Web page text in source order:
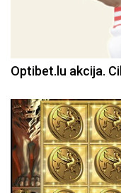
Optibet.lu akcija.